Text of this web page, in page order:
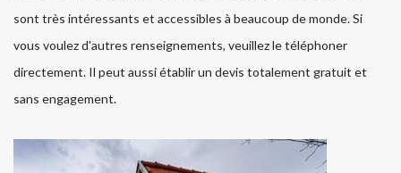
sont très intéressants et accessibles à beaucoup de monde. Si
vous voulez d'autres renseignements, veuillez le téléphoner
directement. Il peut aussi établir un devis totalement gratuit et
sans engagement.